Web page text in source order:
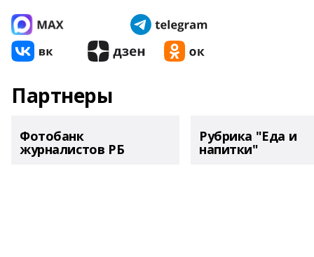
Партнеры
Фотобанк
журналистов РБ
Рубрика "Еда и
напитки"